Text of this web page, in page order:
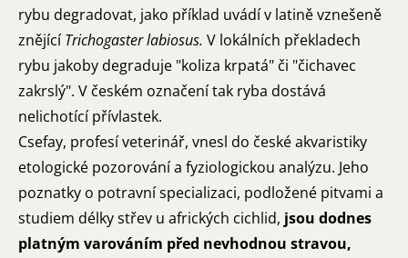
rybu degradovat, jako příklad uvádí v latině vznešeně
znějícíTrichogaster labiosus. V lokálních překladech
rybu jakoby degraduje "koliza krpatá" či "čichavec
zakrslý". V českém označení tak ryba dostává
nelichotící přívlastek.
Csefay, profesí veterinář, vnesl do české akvaristiky
etologické pozorování a fyziologickou analýzu. Jeho
poznatky o potravní specializaci, podložené pitvami a
studiem délky střev u afrických cichlid, jsou dodnes
platným varováním před nevhodnou stravou,